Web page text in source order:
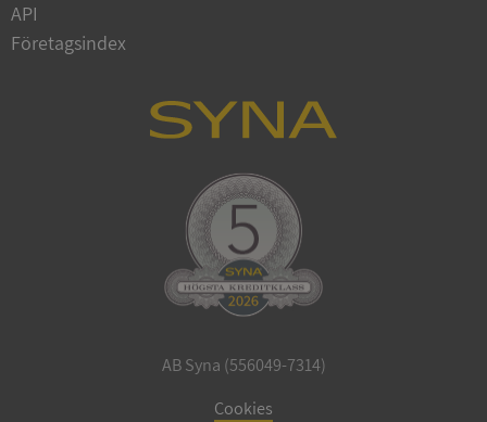
API
Företagsindex
AB Syna (556049-7314)
Cookies
ASP.NET_SessionId
Microsoft
Corporation
de.syna.se